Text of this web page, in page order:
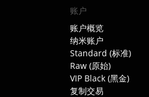
账户
账户概览
纳米账户
Standard (标准)
Raw (原始)
VIP Black (黑金)
复制交易